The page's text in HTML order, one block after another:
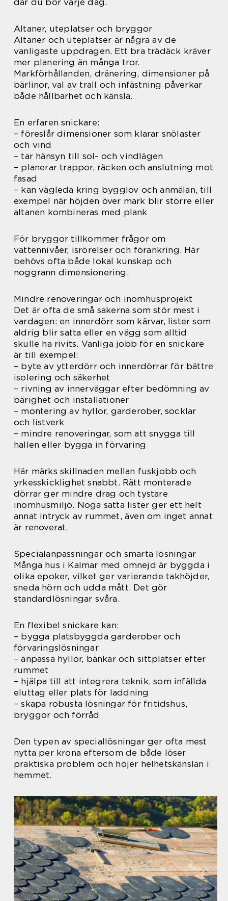
där du bor varje dag.
Altaner, uteplatser och bryggor
Altaner och uteplatser är några av de
vanligaste uppdragen. Ett bra trädäck kräver
mer planering än många tror.
Markförhållanden, dränering, dimensioner på
bärlinor, val av trall och infästning påverkar
både hållbarhet och känsla.
En erfaren snickare:
– föreslår dimensioner som klarar snölaster
och vind
– tar hänsyn till sol- och vindlägen
– planerar trappor, räcken och anslutning mot
fasad
– kan vägleda kring bygglov och anmälan, till
exempel när höjden över mark blir större eller
altanen kombineras med plank
För bryggor tillkommer frågor om
vattennivåer, isrörelser och förankring. Här
behövs ofta både lokal kunskap och
noggrann dimensionering.
Mindre renoveringar och inomhusprojekt
Det är ofta de små sakerna som stör mest i
vardagen: en innerdörr som kärvar, lister som
aldrig blir satta eller en vägg som alltid
skulle ha rivits. Vanliga jobb för en snickare
är till exempel:
– byte av ytterdörr och innerdörrar för bättre
isolering och säkerhet
– rivning av innerväggar efter bedömning av
bärighet och installationer
– montering av hyllor, garderober, socklar
och listverk
– mindre renoveringar, som att snygga till
hallen eller bygga in förvaring
Här märks skillnaden mellan fuskjobb och
yrkesskicklighet snabbt. Rätt monterade
dörrar ger mindre drag och tystare
inomhusmiljö. Noga satta lister ger ett helt
annat intryck av rummet, även om inget annat
är renoverat.
Specialanpassningar och smarta lösningar
Många hus i Kalmar med omnejd är byggda i
olika epoker, vilket ger varierande takhöjder,
sneda hörn och udda mått. Det gör
standardlösningar svåra.
En flexibel snickare kan:
– bygga platsbyggda garderober och
förvaringslösningar
– anpassa hyllor, bänkar och sittplatser efter
rummet
– hjälpa till att integrera teknik, som infällda
eluttag eller plats för laddning
– skapa robusta lösningar för fritidshus,
bryggor och förråd
Den typen av speciallösningar ger ofta mest
nytta per krona eftersom de både löser
praktiska problem och höjer helhetskänslan i
hemmet.